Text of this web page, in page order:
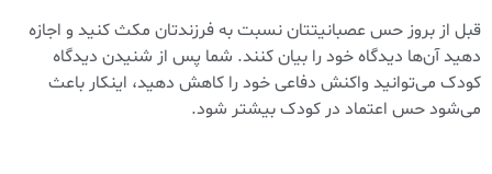
قبل از بروز حس عصبانیتتان نسبت به فرزندتان مکث کنید و اجازه
دهید آن‌ها دیدگاه خود را بیان کنند. شما پس از شنیدن دیدگاه
کودک می‌توانید واکنش دفاعی خود را کاهش دهید، اینکار باعث
می‌شود حس اعتماد در کودک بیشتر شود.